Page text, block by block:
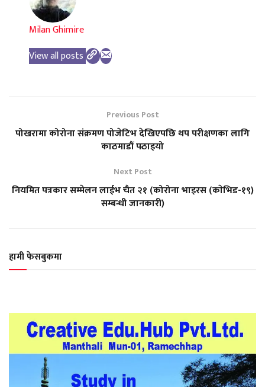
Milan Ghimire
View all posts
Previous Post
पोखरामा कोरोना संक्रमण पोजेटिभ देखिएपछि थप परीक्षणका लागि
काठमाडौं पठाइयो
Next Post
नियमित पत्रकार सम्मेलन लाईभ चैत २१ (कोरोना भाइरस (काेभिड-१९)
सम्बन्धी जानकारी)
हामी फेसबुकमा